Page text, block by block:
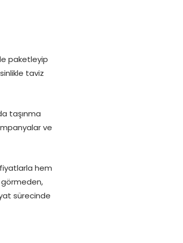
paketleyip
taviz
taşınma
ve
hem
görmeden,
sürecinde